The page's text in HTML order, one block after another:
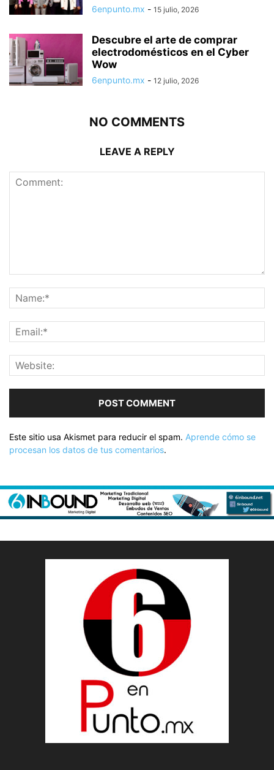
6enpunto.mx - 15 julio, 2026
Descubre el arte de comprar
electrodomésticos en el Cyber
Wow
6enpunto.mx - 12 julio, 2026
NO COMMENTS
LEAVE A REPLY
Este sitio usa Akismet para reducir el spam. Aprende cómo se
procesan los datos de tus comentarios.